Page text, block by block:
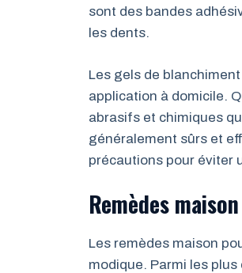
sont des bandes
les dents.
Les gels de
application à domicile.
abrasifs et chimiques
généralement sûrs et
précautions pour éviter
Remèdes
Les remèdes maison
modique. Parmi les